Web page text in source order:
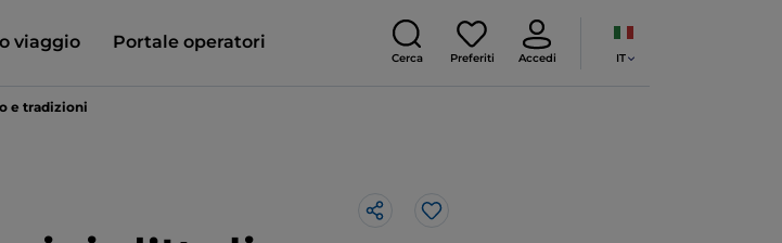
viaggio Portale operatori
Cerca Preferiti Accedi IT
e tradizioni
Like